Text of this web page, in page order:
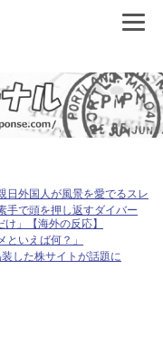
日外国人が風景を愛でるスレ
手で頭を押し返すダイバー
」【海外の反応】
いえば何？」
した株サイトが話題に